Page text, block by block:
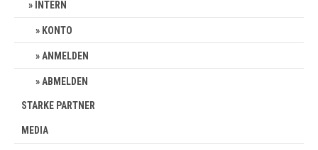
INTERN
KONTO
ANMELDEN
ABMELDEN
STARKE PARTNER
MEDIA